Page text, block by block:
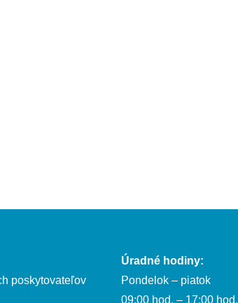
poskytovateľov
Úradné hodiny:
Pondelok – piatok
09:00 hod. – 17:00 hod.